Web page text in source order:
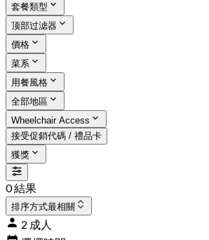
套餐類型
顶部过滤器
價格
菜系
用餐風格
全部地區
Wheelchair Access
接受促銷代碼 / 禮品卡
獲獎
0 結果
排序方式最相關
2 成人